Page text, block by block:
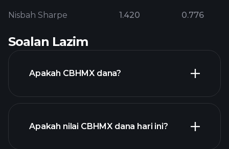
Nisbah Sharpe 1.420 0.776
Soalan Lazim
Apakah CBHMX dana?
Apakah nilai CBHMX dana hari ini?